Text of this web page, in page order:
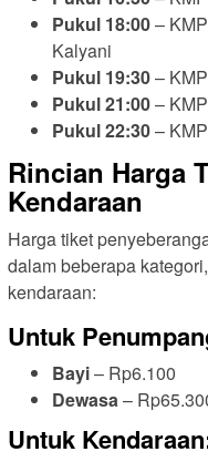
Pukul 18:00–
Kalyani
Pukul 19:30–
Pukul 21:00–
Pukul 22:30–
Rincian Harga
Kendaraan
Harga tiket
dalam beberapa
kendaraan:
Untuk
Bayi– Rp6.100
Dewasa–
Untuk